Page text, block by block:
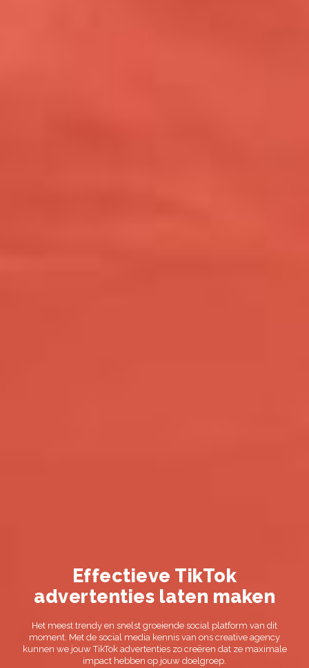
Effectieve TikTok
advertenties laten maken
Het meest trendy en snelst groeiende social platform van dit
moment. Met de social media kennis van ons creative agency
kunnen we jouw TikTok advertenties zo creëren dat ze maximale
impact hebben op jouw doelgroep.